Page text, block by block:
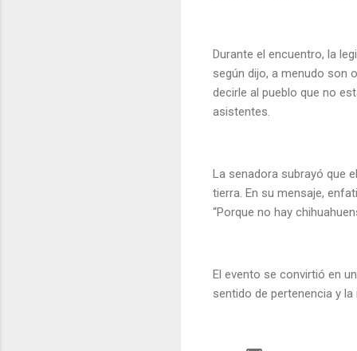
Durante el encuentro, la
según dijo, a menudo son
decirle al pueblo que no
asistentes.
La senadora subrayó que
tierra. En su mensaje,
“Porque no hay
El evento se convirtió en
sentido de pertenencia y